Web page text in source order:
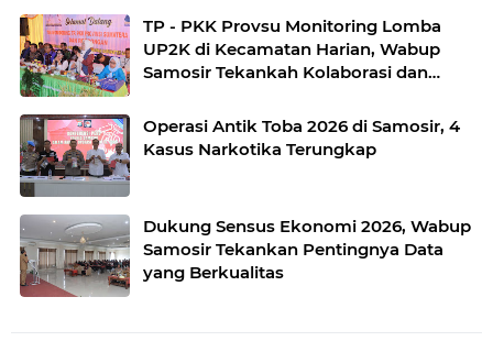
TP - PKK Provsu Monitoring Lomba
UP2K di Kecamatan Harian, Wabup
Samosir Tekankah Kolaborasi dan
Produk Unggulan UP2K PKK
Operasi Antik Toba 2026 di Samosir, 4
Kasus Narkotika Terungkap
Dukung Sensus Ekonomi 2026, Wabup
Samosir Tekankan Pentingnya Data
yang Berkualitas